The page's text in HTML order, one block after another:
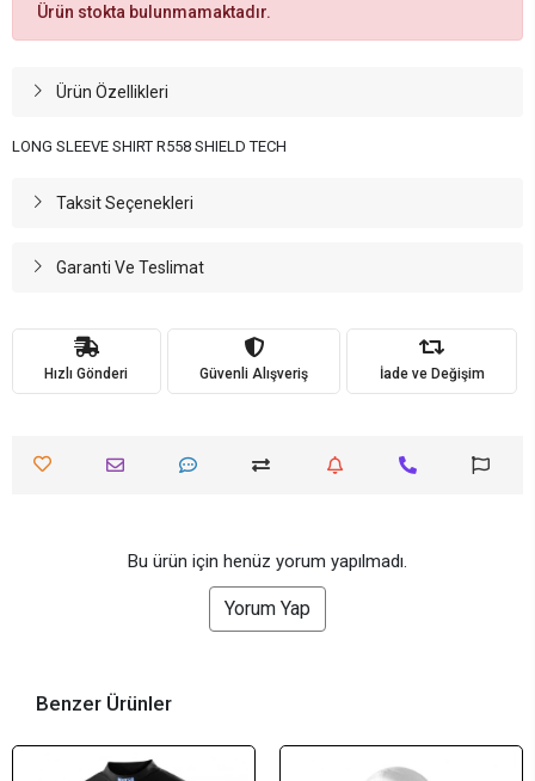
Ürün stokta bulunmamaktadır.
Ürün Özellikleri
LONG SLEEVE SHIRT R558 SHIELD TECH
Taksit Seçenekleri
Garanti Ve Teslimat
Hızlı Gönderi Güvenli Alışveriş İade ve Değişim
Bu ürün için henüz yorum yapılmadı.
Yorum Yap
Benzer Ürünler